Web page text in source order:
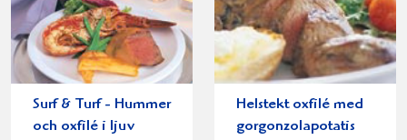
Surf & Turf - Hummer
och oxfilé i ljuv
Helstekt oxfilé med
gorgonzolapotatis